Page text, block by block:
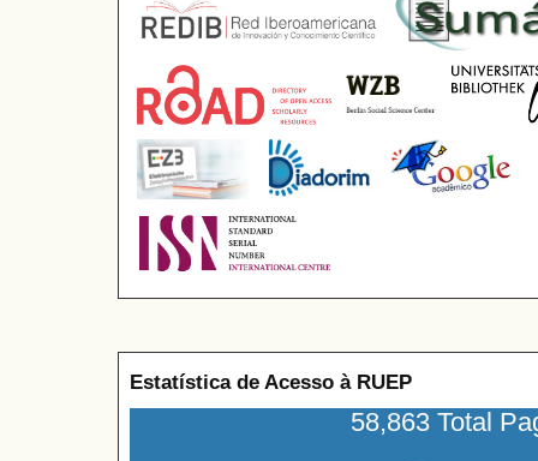
Estatística de Acesso à RUEP
58,863 Total